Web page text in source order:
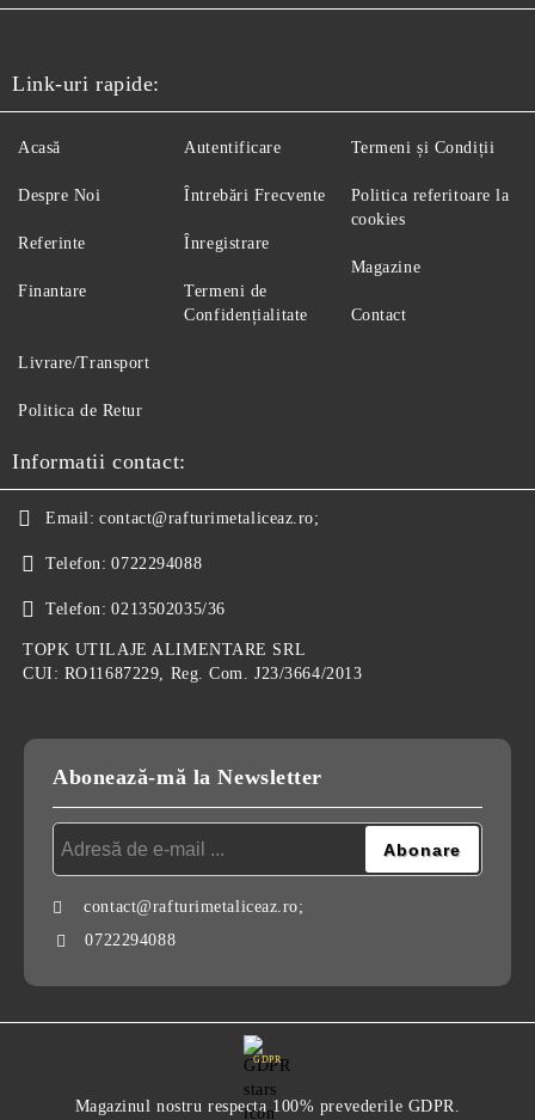
Link-uri rapide:
Acasă
Despre Noi
Referinte
Finantare
Autentificare
Întrebări Frecvente
Înregistrare
Termeni de
Confidențialitate
Termeni și Condiții
Politica referitoare la
cookies
Magazine
Contact
Livrare/Transport
Politica de Retur
Informatii contact:
Email: contact@rafturimetaliceaz.ro;
Telefon: 0722294088
Telefon: 0213502035/36
TOPK UTILAJE ALIMENTARE SRL
CUI: RO11687229, Reg. Com. J23/3664/2013
Abonează-mă la Newsletter
contact@rafturimetaliceaz.ro;
0722294088
GDPR
Magazinul nostru respecta 100% prevederile GDPR.